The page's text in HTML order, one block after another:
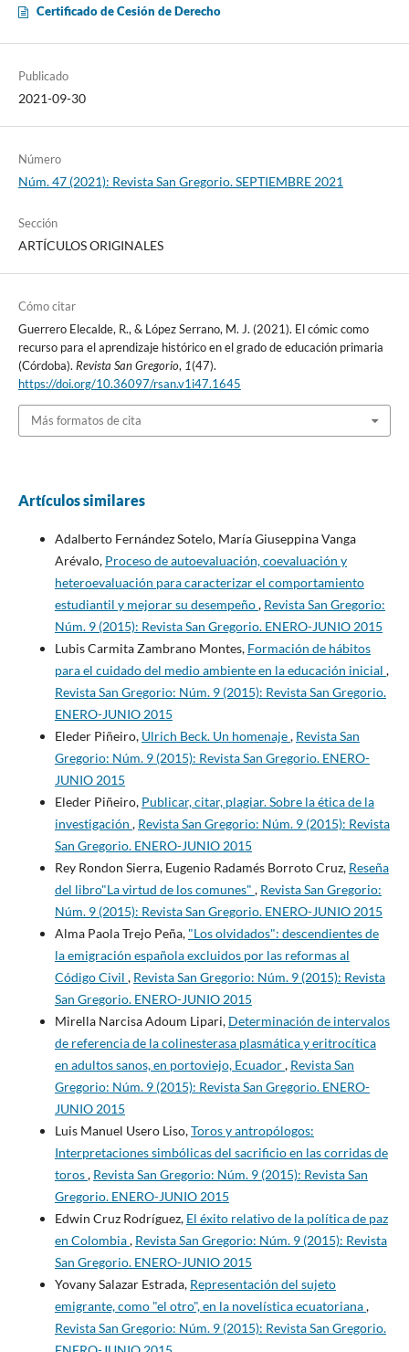
Certificado de Cesión de Derecho
Publicado
2021-09-30
Número
Núm. 47 (2021): Revista San Gregorio. SEPTIEMBRE 2021
Sección
ARTÍCULOS ORIGINALES
Cómo citar
Guerrero Elecalde, R., & López Serrano, M. J. (2021). El cómic como
recurso para el aprendizaje histórico en el grado de educación primaria
(Córdoba). Revista San Gregorio, 1(47).
https://doi.org/10.36097/rsan.v1i47.1645
Más formatos de cita
Artículos similares
Adalberto Fernández Sotelo, María Giuseppina Vanga
Arévalo, Proceso de autoevaluación, coevaluación y
heteroevaluación para caracterizar el comportamiento
estudiantil y mejorar su desempeño, Revista San Gregorio:
Núm. 9 (2015): Revista San Gregorio. ENERO-JUNIO 2015
Lubis Carmita Zambrano Montes, Formación de hábitos
para el cuidado del medio ambiente en la educación inicial ,
Revista San Gregorio: Núm. 9 (2015): Revista San Gregorio.
ENERO-JUNIO 2015
Eleder Piñeiro, Ulrich Beck. Un homenaje, Revista San
Gregorio: Núm. 9 (2015): Revista San Gregorio. ENERO-
JUNIO 2015
Eleder Piñeiro, Publicar, citar, plagiar. Sobre la ética de la
investigación , Revista San Gregorio: Núm. 9 (2015): Revista
San Gregorio. ENERO-JUNIO 2015
Rey Rondon Sierra, Eugenio Radamés Borroto Cruz, Reseña
del libro"La virtud de los comunes" , Revista San Gregorio:
Núm. 9 (2015): Revista San Gregorio. ENERO-JUNIO 2015
Alma Paola Trejo Peña, "Los olvidados": descendientes de
la emigración española excluidos por las reformas al
Código Civil , Revista San Gregorio: Núm. 9 (2015): Revista
San Gregorio. ENERO-JUNIO 2015
Mirella Narcisa Adoum Lipari, Determinación de intervalos
de referencia de la colinesterasa plasmática y eritrocítica
en adultos sanos, en portoviejo, Ecuador, Revista San
Gregorio: Núm. 9 (2015): Revista San Gregorio. ENERO-
JUNIO 2015
Luis Manuel Usero Liso,Toros y antropólogos:
Interpretaciones simbólicas del sacrificio en las corridas de
toros, Revista San Gregorio: Núm. 9 (2015): Revista San
Gregorio. ENERO-JUNIO 2015
Edwin Cruz Rodríguez, El éxito relativo de la política de paz
en Colombia, Revista San Gregorio: Núm. 9 (2015): Revista
San Gregorio. ENERO-JUNIO 2015
Yovany Salazar Estrada, Representación del sujeto
emigrante, como "el otro", en la novelística ecuatoriana,
Revista San Gregorio: Núm. 9 (2015): Revista San Gregorio.